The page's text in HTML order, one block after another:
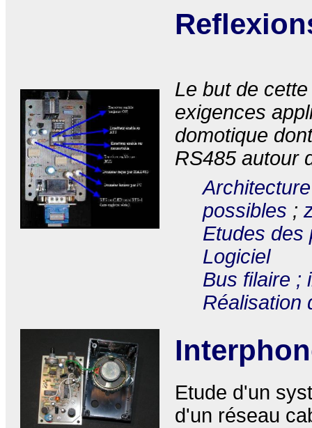
Le but de
exigences
domotique
RS485 autour
possibles ;
Etudes des
Logiciel
Bus filaire ;
Réalisation
Etude d'un
d'un réseau